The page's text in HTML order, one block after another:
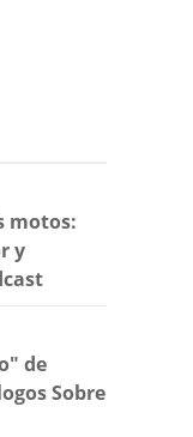
motos:
y
de
Sobre